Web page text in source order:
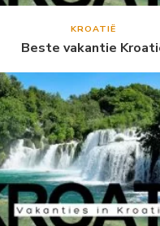
KROATIË
Beste vakantie